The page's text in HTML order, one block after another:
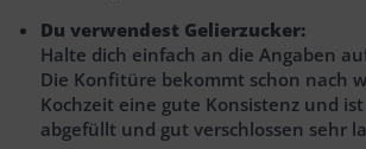
Du verwendest Gelierzucker:
Halte dich einfach an die Angaben
Die Konfitüre bekommt schon nach
Kochzeit eine gute Konsistenz und
abgefüllt und gut verschlossen sehr